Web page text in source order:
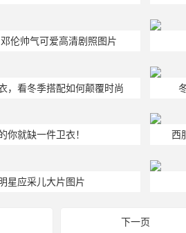
邓伦帅气可爱高清剧照图片
，看冬季搭配如何颠覆时尚
你就缺一件卫衣！ 西
星应采儿大片图片
下一页